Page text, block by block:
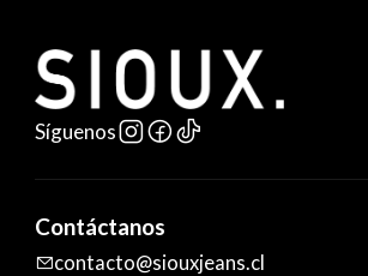
Síguenos
Contáctanos
contacto@siouxjeans.cl